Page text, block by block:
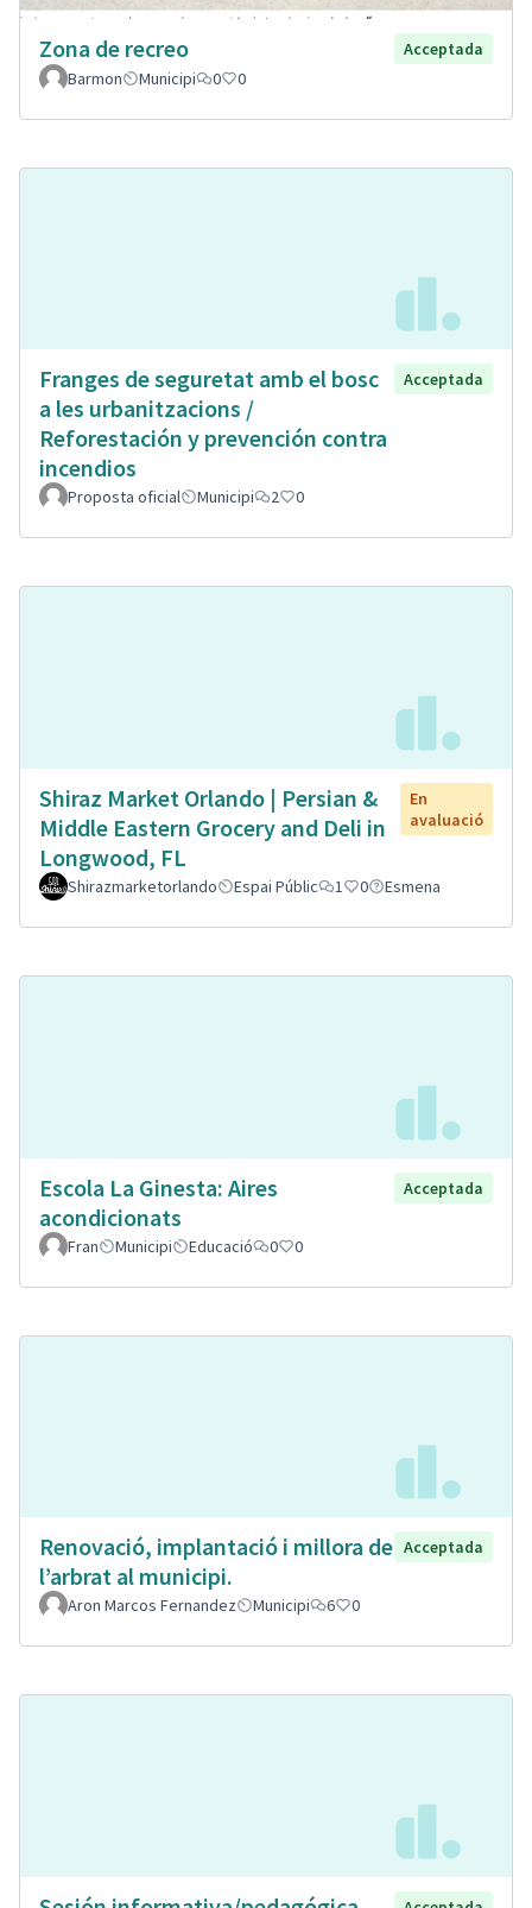
Zona de recreo
Acceptada
Barmon
Municipi 0 0
Franges de seguretat amb el bosc
a les urbanitzacions /
Reforestación y prevención contra
incendios
Acceptada
Proposta oficial Municipi 2 0
Shiraz Market Orlando | Persian &
Middle Eastern Grocery and Deli in
Longwood, FL
En
avaluació
Shirazmarketorlando Espai Públic 1 0 Esmena
Escola La Ginesta: Aires
acondicionats
Acceptada
Fran Municipi Educació 0 0
Renovació, implantació i millora de
l’arbrat al municipi.
Acceptada
Aron Marcos Fernandez Municipi 6 0